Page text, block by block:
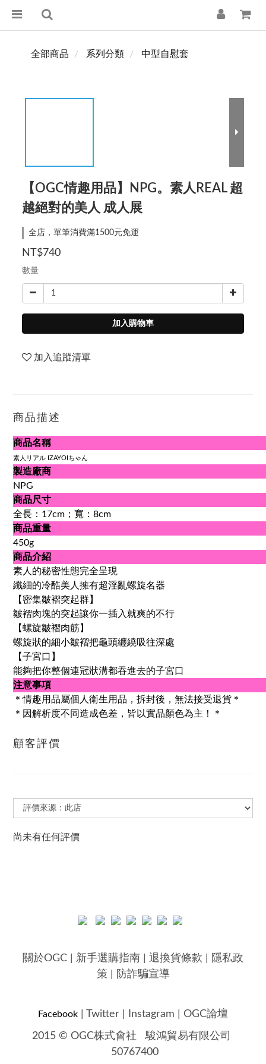
全部商品 系列分類 中型自慰套
【OGC情趣用品】NPG。素人REAL 超
越絕對的美人 成人展
全店，單筆消費滿1500元免運
NT$740
數量
加入購物車
加入追蹤清單
商品描述
商品名稱
素人リアル IZAYOIちゃん
製造廠商
NPG
商品尺寸
全長：17cm；寬：8cm
商品重量
450g
商品介紹
素人的秘密性態完全呈現
纖細的冷酷美人擁有超淫亂螺旋名器
【密集皺褶突起群】
皺褶肉塊的突起讓你一插入就爽的不行
【螺旋皺褶肉筋】
螺旋狀的細小皺褶把龜頭纏繞吸往深處
【子宮口】
能夠把你整個連冠狀溝都吞進去的子宮口
注意事項
＊情趣用品屬個人衛生用品，拆封後，無法接受退貨＊
＊因解析度不同造成色差，皆以實品顏色為主！＊
顧客評價
尚未有任何評價
關於OGC 新手選購指南 退換貨條款
隱私政
策
防詐騙宣導
Facebook Twitter Instagram OGC論壇
2015 © OGC株式會社駿鴻貿易有限公司
50767400